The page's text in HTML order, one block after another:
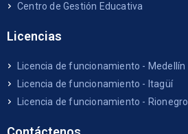
Centro de Gestión Educativa
Licencias
Licencia de funcionamiento - Medellín
Licencia de funcionamiento - Itagüí
Licencia de funcionamiento - Rionegro